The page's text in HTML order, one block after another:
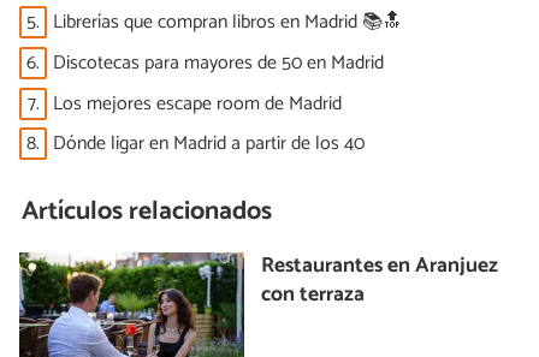
5. Librerías que compran libros en Madrid 📚🔝
6. Discotecas para mayores de 50 en Madrid
7. Los mejores escape room de Madrid
8. Dónde ligar en Madrid a partir de los 40
Artículos relacionados
Restaurantes en Aranjuez
con terraza